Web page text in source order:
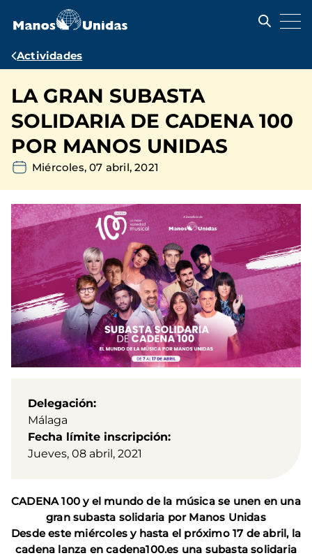
contenido
Ruta
navegación
Actividades
LA GRAN SUBASTA
SOLIDARIA DE CADENA 100
POR MANOS UNIDAS
Miércoles, 07 abril, 2021
Delegación
Málaga
Fecha límite inscripción
Jueves, 08 abril, 2021
CADENA 100 y el mundo de la música se unen en una
gran subasta solidaria por Manos Unidas
Desde este miércoles y hasta el próximo 17 de abril, la
cadena lanza en cadena100.es una subasta solidaria